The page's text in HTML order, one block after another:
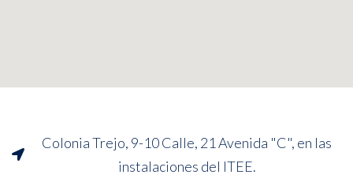
Colonia Trejo, 9-10 Calle, 21 Avenida "C", en las
instalaciones del ITEE.